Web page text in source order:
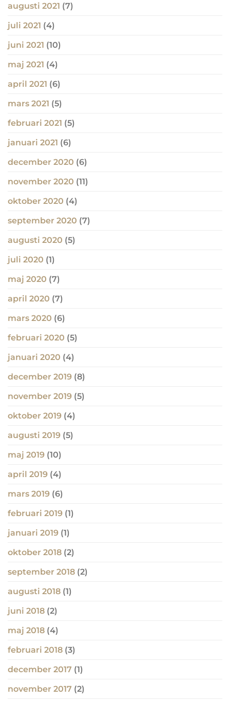
augusti 2021 (7)
juli 2021 (4)
juni 2021 (10)
maj 2021 (4)
april 2021 (6)
mars 2021 (5)
februari 2021 (5)
januari 2021 (6)
december 2020 (6)
november 2020 (11)
oktober 2020 (4)
september 2020 (7)
augusti 2020 (5)
juli 2020 (1)
maj 2020 (7)
april 2020 (7)
mars 2020 (6)
februari 2020 (5)
januari 2020 (4)
december 2019 (8)
november 2019 (5)
oktober 2019 (4)
augusti 2019 (5)
maj 2019 (10)
april 2019 (4)
mars 2019 (6)
februari 2019 (1)
januari 2019 (1)
oktober 2018 (2)
september 2018 (2)
augusti 2018 (1)
juni 2018 (2)
maj 2018 (4)
februari 2018 (3)
december 2017 (1)
november 2017 (2)